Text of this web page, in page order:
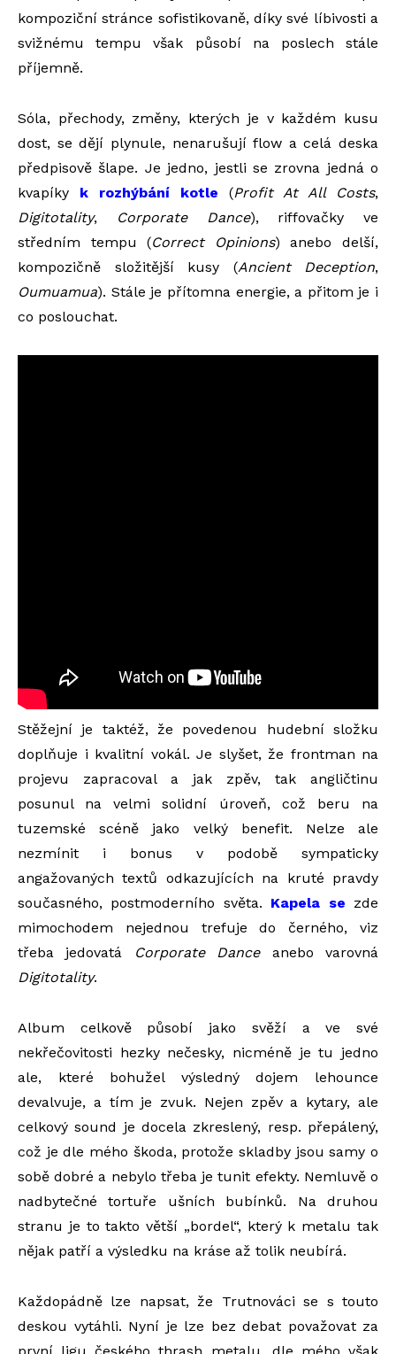
kompoziční stránce sofistikovaně, díky své líbivosti a
svižnému tempu však působí na poslech stále
příjemně.
Sóla, přechody, změny, kterých je v každém kusu
dost, se dějí plynule, nenarušují flow a celá deska
předpisově šlape. Je jedno, jestli se zrovna jedná o
kvapíky k rozhýbání kotle (Profit At All Costs,
Digitotality, Corporate Dance), riffovačky ve
středním tempu (Correct Opinions) anebo delší,
kompozičně složitější kusy (Ancient Deception,
Oumuamua). Stále je přítomna energie, a přitom je i
co poslouchat.
Stěžejní je taktéž, že povedenou hudební složku
doplňuje i kvalitní vokál. Je slyšet, že frontman na
projevu zapracoval a jak zpěv, tak angličtinu
posunul na velmi solidní úroveň, což beru na
tuzemské scéně jako velký benefit. Nelze ale
nezmínit i bonus v podobě sympaticky
angažovaných textů odkazujících na kruté pravdy
současného, postmoderního světa. Kapela se zde
mimochodem nejednou trefuje do černého, viz
třeba jedovatá
Corporate Danceanebo varovná
Digitotality.
Album celkově působí jako svěží a ve své
nekřečovitosti hezky nečesky, nicméně je tu jedno
ale, které bohužel výsledný dojem lehounce
devalvuje, a tím je zvuk. Nejen zpěv a kytary, ale
celkový sound je docela zkreslený, resp. přepálený,
což je dle mého škoda, protože skladby jsou samy o
sobě dobré a nebylo třeba je tunit efekty. Nemluvě o
nadbytečné tortuře ušních bubínků. Na druhou
stranu je to takto větší „bordel“, který k metalu tak
nějak patří a výsledku na kráse až tolik neubírá.
Každopádně lze napsat, že Trutnováci se s touto
deskou vytáhli. Nyní je lze bez debat považovat za